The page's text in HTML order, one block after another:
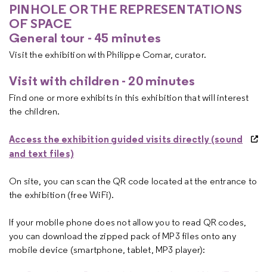
PINHOLE OR THE REPRESENTATIONS
OF SPACE
General tour - 45 minutes
Visit the exhibition with Philippe Comar, curator.
Visit with children - 20 minutes
Find one or more exhibits in this exhibition that will interest
the children.
Access the exhibition guided visits directly (sound
and text files)
On site, you can scan the QR code located at the entrance to
the exhibition (free WiFi).
If your mobile phone does not allow you to read QR codes,
you can download the zipped pack of MP3 files onto any
mobile device (smartphone, tablet, MP3 player):